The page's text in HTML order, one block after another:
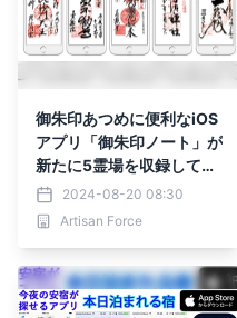
御朱印あつめに便利なiOS
アプリ「御朱印ノート」が
新たに5霊場を収録して収
録霊場615霊場に！
2024-08-20 08:30
Artisan Force